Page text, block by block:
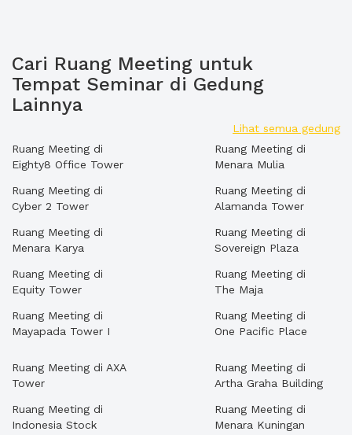
Cari Ruang Meeting untuk
Tempat Seminar di Gedung
Lainnya
Lihat semua gedung
Ruang Meeting di
Eighty8 Office Tower
Ruang Meeting di
Cyber 2 Tower
Ruang Meeting di
Menara Karya
Ruang Meeting di
Equity Tower
Ruang Meeting di
Mayapada Tower I
Ruang Meeting di
Menara Mulia
Ruang Meeting di
Alamanda Tower
Ruang Meeting di
Sovereign Plaza
Ruang Meeting di
The Maja
Ruang Meeting di
One Pacific Place
Ruang Meeting di AXA
Tower
Ruang Meeting di
Indonesia Stock
Ruang Meeting di
Artha Graha Building
Ruang Meeting di
Menara Kuningan